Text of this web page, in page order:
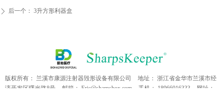
ꄲ 后一个： 3升方形利器盒
版权所有： 兰溪市康源注射器毁形设备有限公司 地址： 浙江省金华市兰溪市经
济开发区曙光路8号
邮箱： Eric@sharpsbox.com 手机： 18966016333
网址：